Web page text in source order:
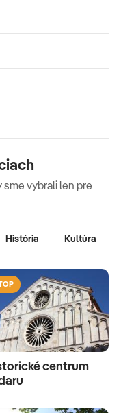
sme vybrali len pre
História Kultúra
centrum